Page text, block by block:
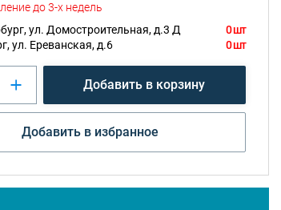
до 3-х недель
ул. Домостроительная, д.3 Д
0 шт
ул. Ереванская, д.6
0 шт
Добавить в корзину
Добавить в избранное